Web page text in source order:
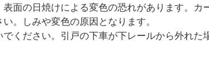
面の日焼けによる変色の恐れがあります。カ
。しみや変色の原因となります。
ください。引戸の下車が下レールから外れた